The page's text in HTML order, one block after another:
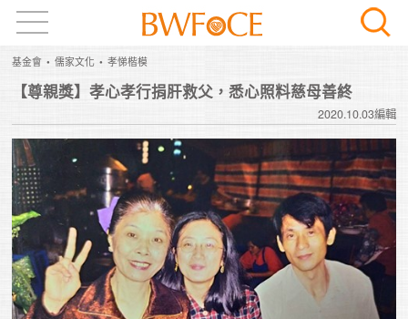
基金會 儒家文化 孝悌楷模
【尊親獎】孝心孝行捐肝救父，悉心照料慈母善終
2020.10.03編輯